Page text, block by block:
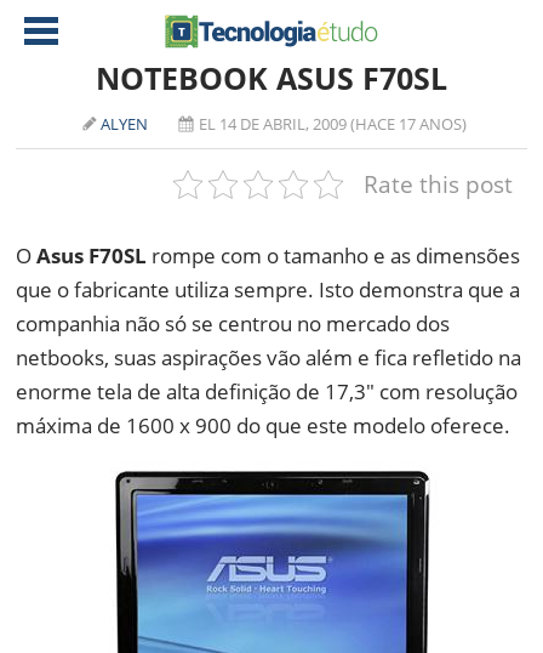
NOTÍCIAS
NVIDIA
SOFTWARE
NOTEBOOKS
NOKIA
JOGOS
DOWNLOADS
ANÁLISE
NOTEBOOK ASUS F70SL
ALYEN EL 14 DE ABRIL, 2009 (HACE 17 ANOS)
Rate this post
OAsus F70SL rompe com o tamanho e as dimensões
que o fabricante utiliza sempre. Isto demonstra que a
companhia não só se centrou no mercado dos
netbooks, suas aspirações vão além e fica refletido na
enorme tela de alta definição de 17,3″ com resolução
máxima de 1600 x 900 do que este modelo oferece.